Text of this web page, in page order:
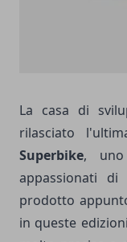
La casa di
rilasciato
Superbike,
appassionati
prodotto
in queste